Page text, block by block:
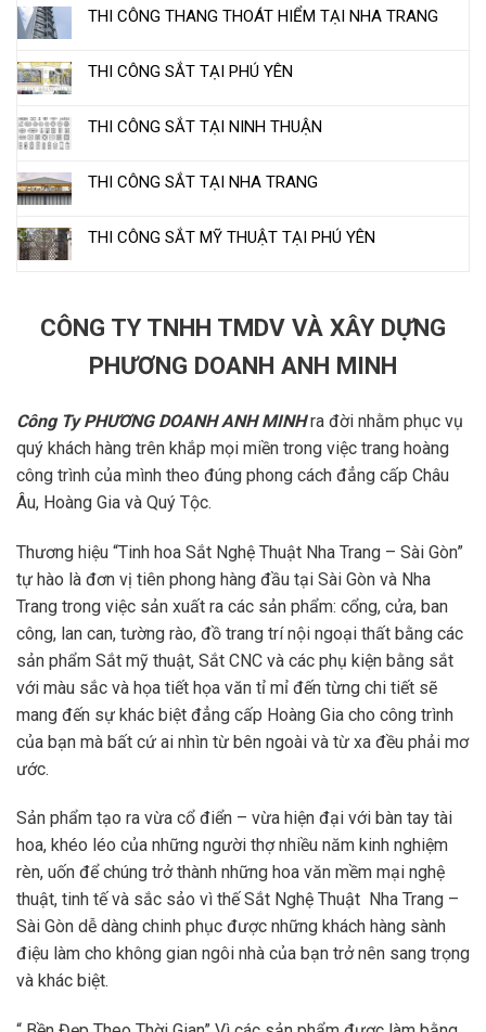
CÔNG TY TNHH TMDV VÀ XÂY DỰNG
PHƯƠNG DOANH ANH MINH
Công Ty PHƯƠNG DOANH ANH MINHra đời nhằm phục vụ
quý khách hàng trên khắp mọi miền trong việc trang hoàng
công trình của mình theo đúng phong cách đẳng cấp Châu
Âu, Hoàng Gia và Quý Tộc.
Thương hiệu “Tinh hoa Sắt Nghệ Thuật Nha Trang – Sài Gòn”
tự hào là đơn vị tiên phong hàng đầu tại Sài Gòn và Nha
Trang trong việc sản xuất ra các sản phẩm: cổng, cửa, ban
công, lan can, tường rào, đồ trang trí nội ngoại thất bằng các
sản phẩm Sắt mỹ thuật, Sắt CNC và các phụ kiện bằng sắt
với màu sắc và họa tiết họa văn tỉ mỉ đến từng chi tiết sẽ
mang đến sự khác biệt đẳng cấp Hoàng Gia cho công trình
của bạn mà bất cứ ai nhìn từ bên ngoài và từ xa đều phải mơ
ước.
Sản phẩm tạo ra vừa cổ điển – vừa hiện đại với bàn tay tài
hoa, khéo léo của những người thợ nhiều năm kinh nghiệm
rèn, uốn để chúng trở thành những hoa văn mềm mại nghệ
thuật, tinh tế và sắc sảo vì thế Sắt Nghệ Thuật Nha Trang –
Sài Gòn dễ dàng chinh phục được những khách hàng sành
điệu làm cho không gian ngôi nhà của bạn trở nên sang trọng
và khác biệt.
THI CÔNG THANG THOÁT HIỂM TẠI NHA TRANG
THI CÔNG SẮT TẠI PHÚ YÊN
THI CÔNG SẮT TẠI NINH THUẬN
THI CÔNG SẮT TẠI NHA TRANG
THI CÔNG SẮT MỸ THUẬT TẠI PHÚ YÊN